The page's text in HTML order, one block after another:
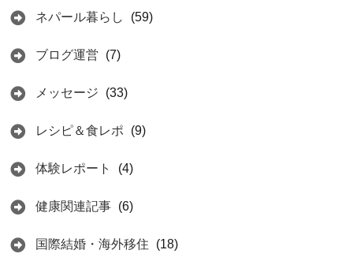
ネパール暮らし (59)
ブログ運営 (7)
メッセージ (33)
レシピ＆食レポ (9)
体験レポート (4)
健康関連記事 (6)
国際結婚・海外移住 (18)